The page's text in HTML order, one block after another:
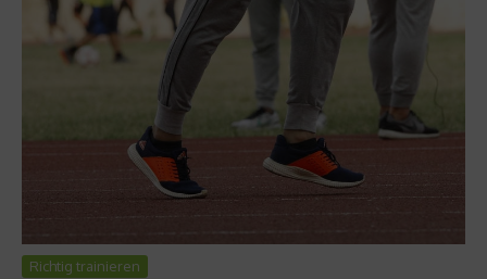
Richtig trainieren